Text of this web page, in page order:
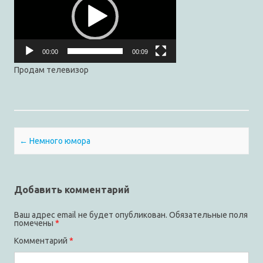
00:00 00:09
Продам телевизор
Post navigation
← Немного юмора
Добавить комментарий
Ваш адрес email не будет опубликован. Обязательные поля
помечены *
Комментарий *